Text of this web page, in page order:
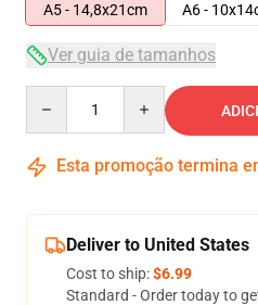
A5 - 14,8x21cm
A6 -
Ver guia de tamanhos
Esta promoção termina
Deliver to United States
Cost to ship:$6.99
Standard - Order today to